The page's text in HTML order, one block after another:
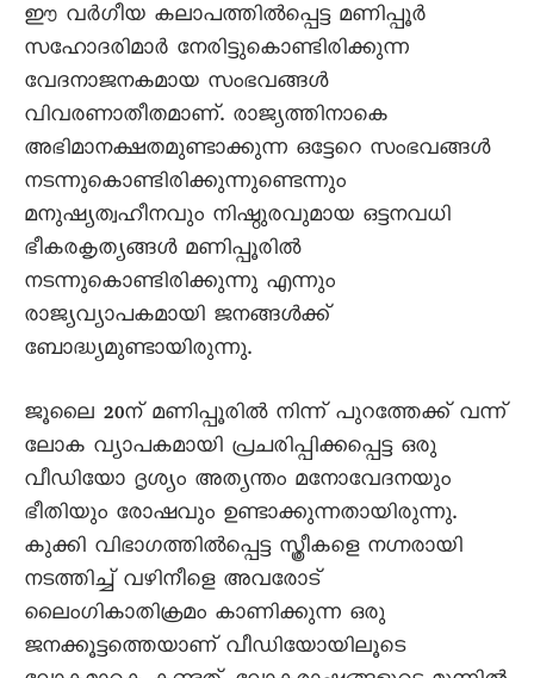
ഈ വർഗീയ കലാപത്തിൽപ്പെട്ട മണിപ്പൂർ
സഹോദരിമാർ നേരിട്ടുകൊണ്ടിരിക്കുന്ന
വേദനാജനകമായ സംഭവങ്ങൾ
വിവരണാതീതമാണ്. രാജ്യത്തിനാകെ
അഭിമാനക്ഷതമുണ്ടാക്കുന്ന ഒട്ടേറെ സംഭവങ്ങൾ
നടന്നുകൊണ്ടിരിക്കുന്നുണ്ടെന്നും
മനുഷ്യത്വഹീനവും നിഷ്ഠുരവുമായ ഒട്ടനവധി
ഭീകരകൃത്യങ്ങൾ മണിപ്പൂരിൽ
നടന്നുകൊണ്ടിരിക്കുന്നു എന്നും
രാജ്യവ്യാപകമായി ജനങ്ങൾക്ക്
ബോദ്ധ്യമുണ്ടായിരുന്നു.
ജൂലൈ 20ന് മണിപ്പൂരിൽ നിന്ന് പുറത്തേക്ക് വന്ന്
ലോക വ്യാപകമായി പ്രചരിപ്പിക്കപ്പെട്ട ഒരു
വീഡിയോ ദൃശ്യം അത്യന്തം മനോവേദനയും
ഭീതിയും രോഷവും ഉണ്ടാക്കുന്നതായിരുന്നു.
കുക്കി വിഭാഗത്തിൽപ്പെട്ട സ്ത്രീകളെ നഗ്നരായി
നടത്തിച്ച് വഴിനീളെ അവരോട്
ലൈംഗികാതിക്രമം കാണിക്കുന്ന ഒരു
ജനക്കൂട്ടത്തെയാണ് വീഡിയോയിലൂടെ